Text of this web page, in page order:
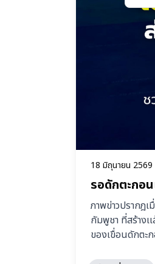
18 มิถุนายน 2569
รอดักตะกอน
ภาพข่าวปรากฎ
กัมพูชา ที่สร้างเ
ของเขื่อนดักตะ